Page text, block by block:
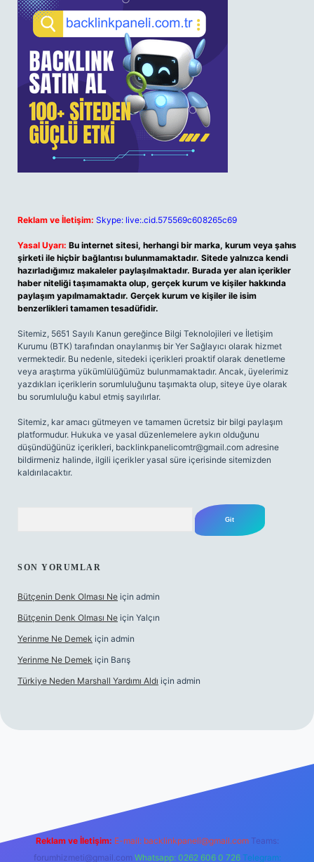
Reklam ve İletişim: Skype: live:.cid.575569c608265c69
Yasal Uyarı: Bu internet sitesi, herhangi bir marka, kurum veya şahıs
şirketi ile hiçbir bağlantısı bulunmamaktadır. Sitede yalnızca kendi
hazırladığımız makaleler paylaşılmaktadır. Burada yer alan içerikler
haber niteliği taşımamakta olup, gerçek kurum ve kişiler hakkında
paylaşım yapılmamaktadır. Gerçek kurum ve kişiler ile isim
benzerlikleri tamamen tesadüfidir.
Sitemiz, 5651 Sayılı Kanun gereğince Bilgi Teknolojileri ve İletişim
Kurumu (BTK) tarafından onaylanmış bir Yer Sağlayıcı olarak hizmet
vermektedir. Bu nedenle, sitedeki içerikleri proaktif olarak denetleme
veya araştırma yükümlülüğümüz bulunmamaktadır. Ancak, üyelerimiz
yazdıkları içeriklerin sorumluluğunu taşımakta olup, siteye üye olarak
bu sorumluluğu kabul etmiş sayılırlar.
Sitemiz, kar amacı gütmeyen ve tamamen ücretsiz bir bilgi paylaşım
platformudur. Hukuka ve yasal düzenlemelere aykırı olduğunu
düşündüğünüz içerikleri, backlinkpanelicomtr@gmail.com adresine
bildirmeniz halinde, ilgili içerikler yasal süre içerisinde sitemizden
kaldırılacaktır.
SON YORUMLAR
Bütçenin Denk Olması Ne için admin
Bütçenin Denk Olması Ne için Yalçın
Yerinme Ne Demek için admin
Yerinme Ne Demek için Barış
Türkiye Neden Marshall Yardımı Aldı için admin
Reklam ve İletişim: E-mail: backlinkpaneli@gmail.com Teams:
forumhizmeti@gmail.com Whatsapp: 0262 606 0 726 Telegram: